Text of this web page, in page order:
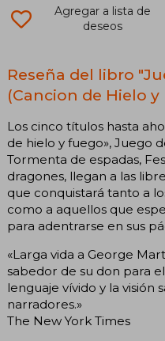
Agregar a lista de
deseos
Reseña del libro
(Cancion de Hielo y
Los cinco títulos hasta
de hielo y fuego», Juego
Tormenta de espadas,
dragones, llegan a las
que conquistará tanto a
como a aquellos que
para adentrarse en sus
«Larga vida a George
sabedor de su don para
lenguaje vívido y la visión
narradores.»
The New York Times